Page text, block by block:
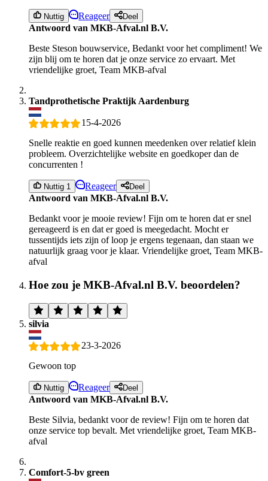
Nuttig Reageer Deel
Antwoord van MKB-Afval.nl B.V.
Beste Steson bouwservice, Bedankt voor het compliment! We
zijn blij om te horen dat je onze service zo ervaart. Met
vriendelijke groet, Team MKB-afval
Tandprothetische Praktijk Aardenburg
15-4-2026
Snelle reaktie en goed kunnen meedenken over relatief klein
probleem. Overzichtelijke website en goedkoper dan de
concurrenten !
Nuttig 1 Reageer Deel
Antwoord van MKB-Afval.nl B.V.
Bedankt voor je mooie review! Fijn om te horen dat er snel
gereageerd is en dat er goed is meegedacht. Mocht er
tussentijds iets zijn of loop je ergens tegenaan, dan staan we
natuurlijk graag voor je klaar. Vriendelijke groet, Team MKB-
afval
Hoe zou je MKB-Afval.nl B.V. beoordelen?
silvia
23-3-2026
Gewoon top
Nuttig Reageer Deel
Antwoord van MKB-Afval.nl B.V.
Beste Silvia, bedankt voor de review! Fijn om te horen dat
onze service top bevalt. Met vriendelijke groet, Team MKB-
afval
Comfort-5-bv green